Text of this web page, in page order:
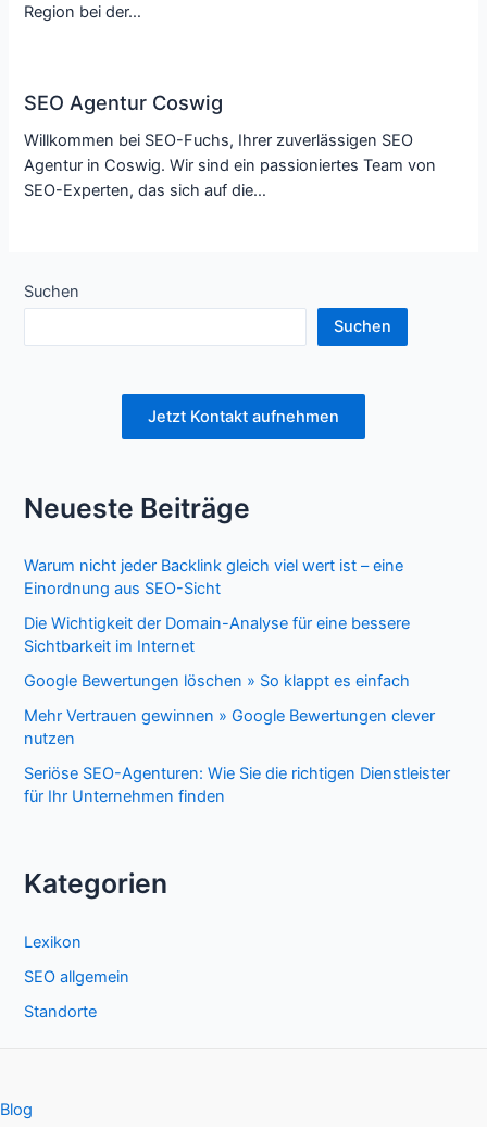
Region bei der…
SEO Agentur Coswig
Willkommen bei SEO-Fuchs, Ihrer zuverlässigen SEO
Agentur in Coswig. Wir sind ein passioniertes Team von
SEO-Experten, das sich auf die…
Suchen
Suchen
Jetzt Kontakt aufnehmen
Neueste Beiträge
Warum nicht jeder Backlink gleich viel wert ist – eine
Einordnung aus SEO-Sicht
Die Wichtigkeit der Domain-Analyse für eine bessere
Sichtbarkeit im Internet
Google Bewertungen löschen » So klappt es einfach
Mehr Vertrauen gewinnen » Google Bewertungen clever
nutzen
Seriöse SEO-Agenturen: Wie Sie die richtigen Dienstleister
für Ihr Unternehmen finden
Kategorien
Lexikon
SEO allgemein
Standorte
Blog